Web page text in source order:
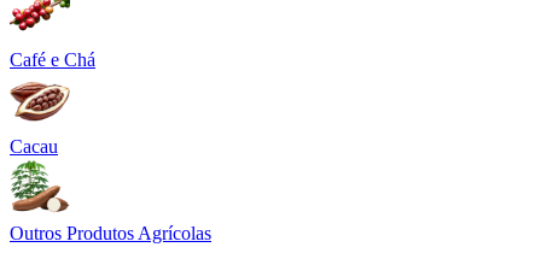
Café e Chá
Cacau
Outros Produtos Agrícolas